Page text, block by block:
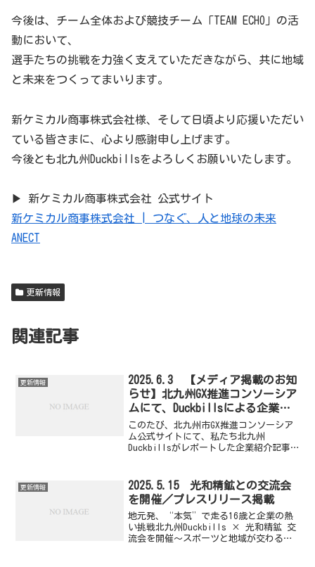
今後は、チーム全体および競技チーム「TEAM ECHO」の活
動において、
選手たちの挑戦を力強く支えていただきながら、共に地域
と未来をつくってまいります。
新ケミカル商事株式会社様、そして日頃より応援いただい
ている皆さまに、心より感謝申し上げます。
今後とも北九州Duckbillsをよろしくお願いいたします。
▶ 新ケミカル商事株式会社 公式サイト
新ケミカル商事株式会社 | つなぐ、人と地球の未来
ANECT
更新情報
関連記事
更新情報
2025.6.3 【メディア掲載のお知
らせ】北九州GX推進コンソーシア
ムにて、Duckbillsによる企業レ
ポートが掲載されました！
このたび、北九州市GX推進コンソーシア
ム公式サイトにて、私たち北九州
Duckbillsがレポートした企業紹介記事
な社会づくりに取り組む企業の姿を、若
い世代の視点で取材...
更新情報
2025.5.15 光和精鉱との交流会
を開催／プレスリリース掲載
地元発、“本気”で走る16歳と企業の熱
い挑戦北九州Duckbills × 光和精鉱 交
流会を開催～スポーツと地域が交わる、